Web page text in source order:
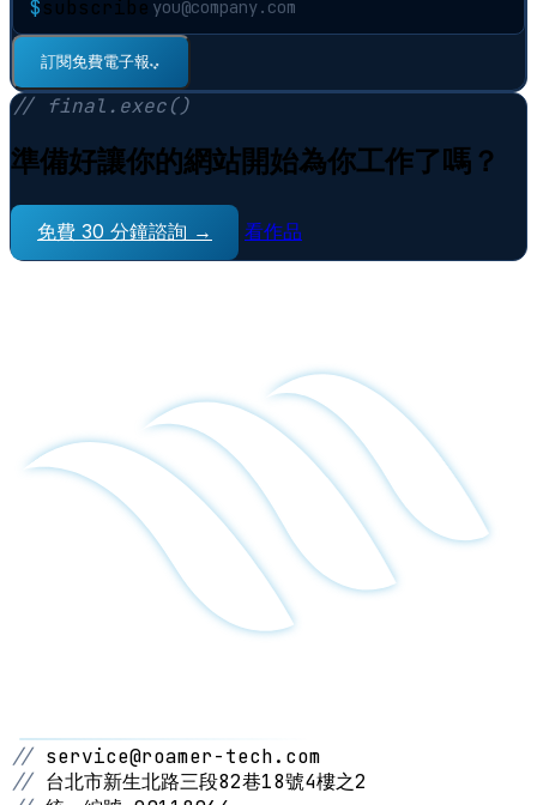
$subscribe
訂閱免費電子報⠋
// final.exec()
準備好讓你的網站開始為你工作了嗎？
免費 30 分鐘諮詢 → 看作品
// service@roamer-tech.com
// 台北市新生北路三段82巷18號4樓之2